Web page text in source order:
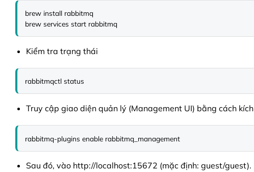
brew install rabbitmq
brew services start rabbitmq
Kiểm tra trạng thái
rabbitmqctl status
Truy cập giao diện quản lý (Management UI) bằng cách
rabbitmq-plugins enable rabbitmq_management
Sau đó, vào http://localhost:15672 (mặc định: guest/guest).